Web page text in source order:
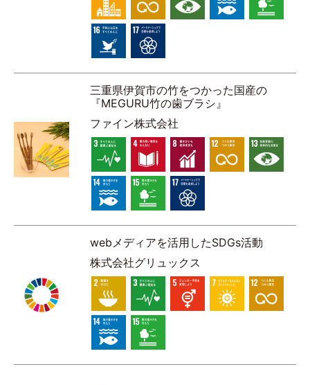
三重県伊賀市の竹をつかった国産の
『MEGURU竹の歯ブラシ』
ファイン株式会社
webメディアを活用したSDGs活動
株式会社グリュックス